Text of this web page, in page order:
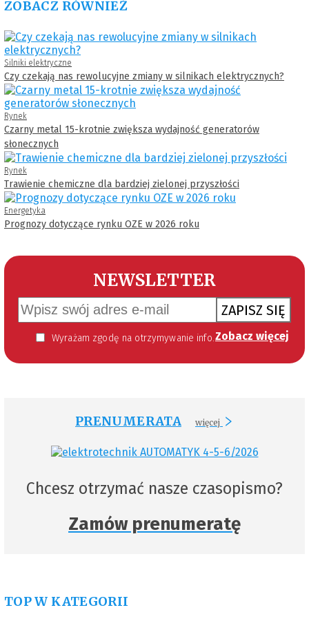
ZOBACZ RÓWNIEŻ
Silniki elektryczne
Czy czekają nas rewolucyjne zmiany w silnikach elektrycznych?
Rynek
Czarny metal 15-krotnie zwiększa wydajność generatorów
słonecznych
Rynek
Trawienie chemiczne dla bardziej zielonej przyszłości
Energetyka
Prognozy dotyczące rynku OZE w 2026 roku
NEWSLETTER
ZAPISZ SIĘ
Wyrażam zgodę na otrzymywanie informacji handlowej kierowanej do mnie za pomocą środków komunikacji elektronicznej w szczególności poczty elektronicznej zgodnie z przepisem art. 10 ust 2 ustawy z dnia 18 lipca 2002 roku o świadczeniu usług drogą elektroniczną (Dz. U. 144 z 2002 r. poz. 1204). Zgoda jest dobrowolna, jednak jej wyrażenie jest konieczne, aby otrzymywać newsletter. Zobacz więcej
PRENUMERATA więcej
Chcesz otrzymać nasze czasopismo?
Zamów prenumeratę
TOP W KATEGORII